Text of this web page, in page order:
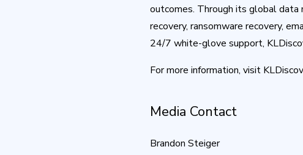
outcomes. Through its global data
recovery, ransomware recovery,
24/7 white-glove support,
For more information, visit
Media Contact
Brandon Steiger